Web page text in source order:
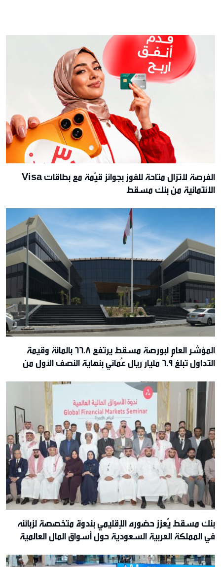
الفرصة لاتزال متاحة للفوز بجوائز قيّمة مع بطاقات Visa
الائتمانية من بنك مسقط
المؤشر العام لبورصة مسقط يرتفع 66.8 بالمائة وقيمة
التداول تبلغ 6.9 مليار ريال عُماني بنهاية النصف الأول من
بنك مسقط يُعزز حضوره الإقليمي بندوة متخصصة لزبائنه
في المملكة العربية السعودية حول أسواق المال العالمية